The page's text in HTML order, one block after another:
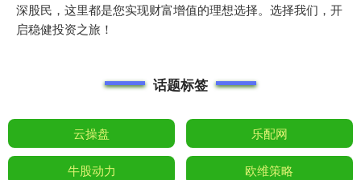
深股民，这里都是您实现财富增值的理想选择。选择我们，开
启稳健投资之旅！
话题标签
云操盘 乐配网
牛股动力 欧维策略